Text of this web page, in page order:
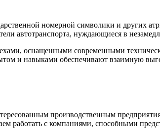
номерной символики и других
автотранспорта, нуждающиеся в
оснащенными современными
и навыками обеспечивают взаимную
производственным
работать с компаниями, способными